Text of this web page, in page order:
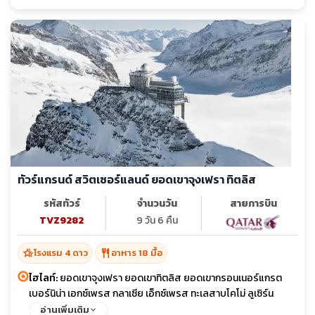
ทัวร์แกรนด์ สวิตเซอร์แลนด์ ยอดเขาจุงเฟรา ทิตลิส
รหัสทัวร์
TVZ9282
จำนวนวัน
9 วัน 6 คืน
สายการบิน
hotel_classโรงแรม 4 ดาว restaurant อาหาร 18 มื้อ
ไฮไลท์:ยอดเขาจุงเฟรา ยอดเขาทิตลิส ยอดเขากรอนเนอร์แกรต
เบอร์นิน่า เอกซ์เพรส กลาเซีย เอ็กซ์เพรส ทะเลสาบโคโม่ ลูเซิร์น
เวอเวย์ โลซานน์ เจนีวา ปราสาทเบลลินโซน่า
อ่านเพิ่มเติม